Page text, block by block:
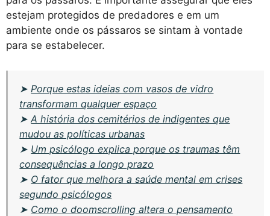
estejam protegidos de predadores e em um
ambiente onde os pássaros se sintam à vontade
para se estabelecer.
➤ Porque estas ideias com vasos de vidro
transformam qualquer espaço
➤A história dos cemitérios de indigentes que
mudou as políticas urbanas
➤ Um psicólogo explica porque os traumas têm
consequências a longo prazo
➤ O fator que melhora a saúde mental em crises
segundo psicólogos
➤ Como o doomscrolling altera o pensamento